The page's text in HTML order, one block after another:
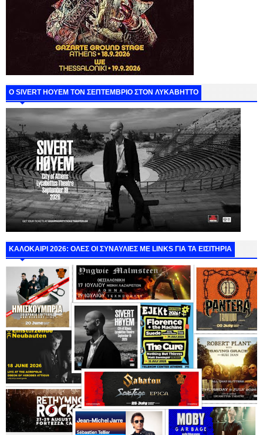
Ο SIVERT HOYEM ΤΟΝ ΣΕΠΤΕΜΒΡΙΟ ΣΤΟΝ ΛΥΚΑΒΗΤΤΟ
ΚΑΛΟΚΑΙΡΙ 2026: ΟΛΕΣ ΟΙ ΣΥΝΑΥΛΙΕΣ ΜΕ LINKS ΓΙΑ ΤΑ ΕΙΣΙΤΗΡΙΑ